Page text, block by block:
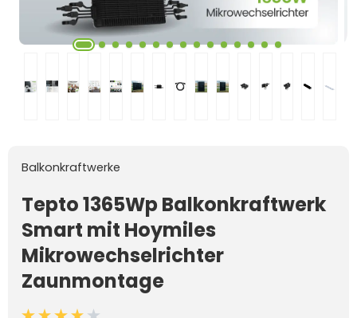
Balkonkraftwerke
Tepto 1365Wp Balkonkraftwerk
Smart mit Hoymiles
Mikrowechselrichter
Zaunmontage